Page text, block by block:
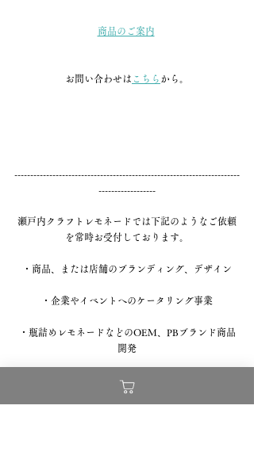
商品のご案内
お問い合わせは こちら から。
-----------------------------------------------------------------------
------------------
瀬戸内クラフトレモネードでは下記のようなご依頼
を常時お受付しております。
・商品、または店舗のブランディング、デザイン
・企業やイベントへのケータリング事業
・瓶詰めレモネードなどのOEM、PBブランド商品
開発
・飲食店舗の企画運営、コラボカフェ、タイアップ
プロデュース企画運営